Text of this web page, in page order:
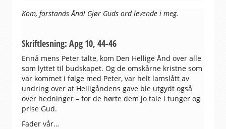
Kom, forstands Ånd! Gjør Guds ord levende i meg.
Skriftlesning: Apg 10, 44-46
Ennå mens Peter talte, kom Den Hellige Ånd over alle
som lyttet til budskapet. Og de omskårne kristne som
var kommet i følge med Peter, var helt lamslått av
undring over at Helligåndens gave ble utgydt også
over hedninger – for de hørte dem jo tale i tunger og
prise Gud.
Fader vår…